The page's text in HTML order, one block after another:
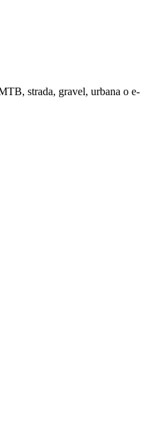
strada, gravel, urbana o e-